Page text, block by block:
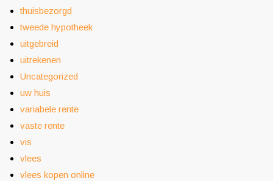
thuisbezorgd
tweede hypotheek
uitgebreid
uitrekenen
Uncategorized
uw huis
variabele rente
vaste rente
vis
vlees
vlees kopen online